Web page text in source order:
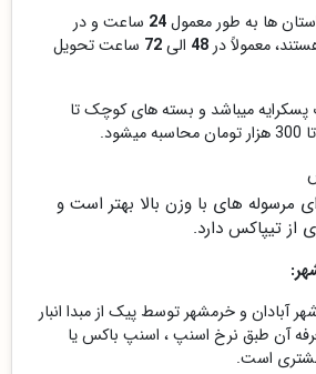
ها به طور معمول24 ساعت و در
معمولاً در48 الی72 ساعت تحویل
میباشد و بسته های کوچک تا
مرسوله های با وزن بالا بهتر است و
از تیپاکس دارد.
آبادان و خرمشهر توسط پیک از مبدا انبار
آن طبق نرخ اسنپ ، اسنپ باکس یا
است.